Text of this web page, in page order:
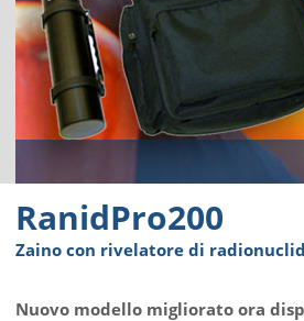
RanidPro200
Nuovo modello migliorato ora
Zaino con rivelatore di